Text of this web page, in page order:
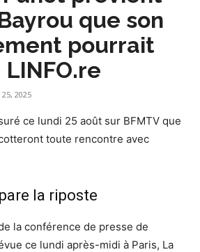
que son
pourrait
2025
ce lundi 25 août sur BFMTV que
toute rencontre avec
la riposte
la conférence de presse de
ce lundi après-midi à Paris, La